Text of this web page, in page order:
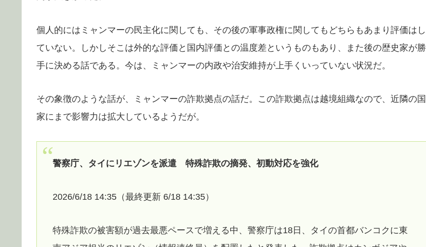
個人的にはミャンマーの民主化に関しても、その後の軍事政権に関してもどちらもあまり評価はし
ていない。しかしそこは外的な評価と国内評価との温度差というものもあり、また後の歴史家が勝
手に決める話である。今は、ミャンマーの内政や治安維持が上手くいっていない状況だ。
その象徴のような話が、ミャンマーの詐欺拠点の話だ。この詐欺拠点は越境組織なので、近隣の国
家にまで影響力は拡大しているようだが。
警察庁、タイにリエゾンを派遣 特殊詐欺の摘発、初動対応を強化
2026/6/18 14:35（最終更新 6/18 14:35）
特殊詐欺の被害額が過去最悪ペースで増える中、警察庁は18日、タイの首都バンコクに東